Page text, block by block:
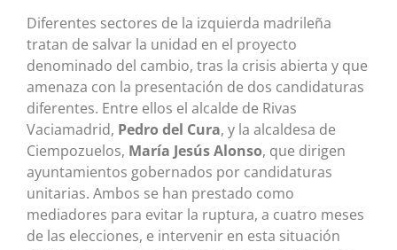
Diferentes sectores de la izquierda madrileña
tratan de salvar la unidad en el proyecto
denominado del cambio, tras la crisis abierta y que
amenaza con la presentación de dos candidaturas
diferentes. Entre ellos el alcalde de Rivas
Vaciamadrid, Pedro del Cura, y la alcaldesa de
Ciempozuelos, María Jesús Alonso, que dirigen
ayuntamientos gobernados por candidaturas
unitarias. Ambos se han prestado como
mediadores para evitar la ruptura, a cuatro meses
de las elecciones, e intervenir en esta situación